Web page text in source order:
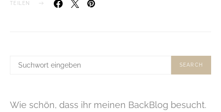
TEILEN
SUCHE
SEARCH
Wie schön, dass ihr meinen BackBlog besucht.